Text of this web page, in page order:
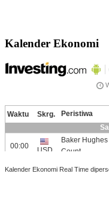
Kalender Ekonomi
Kalender Ekonomi Real Time